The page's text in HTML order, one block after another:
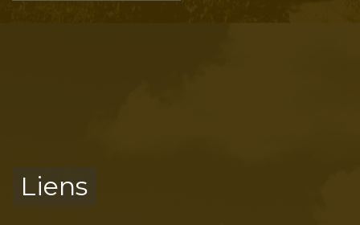
Liens